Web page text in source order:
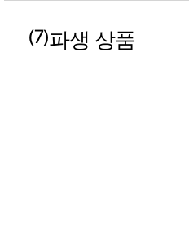
(7)파생 상품